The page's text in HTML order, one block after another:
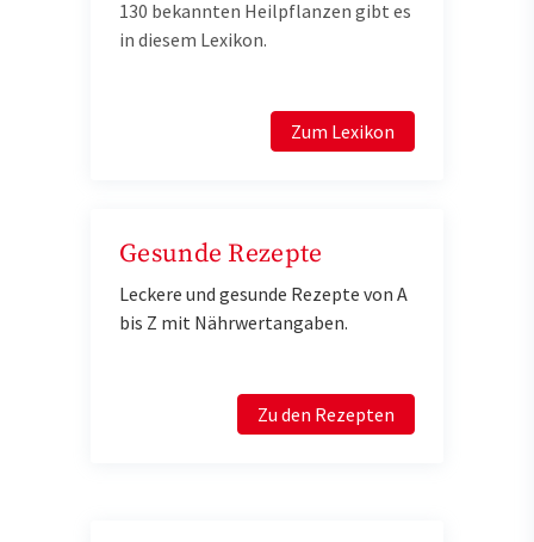
130 bekannten Heilpflanzen gibt es
in diesem Lexikon.
Zum Lexikon
Gesunde Rezepte
Leckere und gesunde Rezepte von A
bis Z mit Nährwertangaben.
Zu den Rezepten